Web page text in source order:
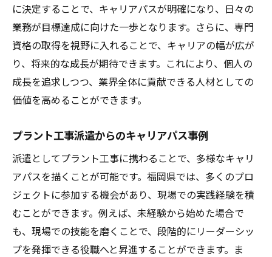
に決定することで、キャリアパスが明確になり、日々の
業務が目標達成に向けた一歩となります。さらに、専門
資格の取得を視野に入れることで、キャリアの幅が広が
り、将来的な成長が期待できます。これにより、個人の
成長を追求しつつ、業界全体に貢献できる人材としての
価値を高めることができます。
プラント工事派遣からのキャリアパス事例
派遣としてプラント工事に携わることで、多様なキャリ
アパスを描くことが可能です。福岡県では、多くのプロ
ジェクトに参加する機会があり、現場での実践経験を積
むことができます。例えば、未経験から始めた場合で
も、現場での技能を磨くことで、段階的にリーダーシッ
プを発揮できる役職へと昇進することができます。ま